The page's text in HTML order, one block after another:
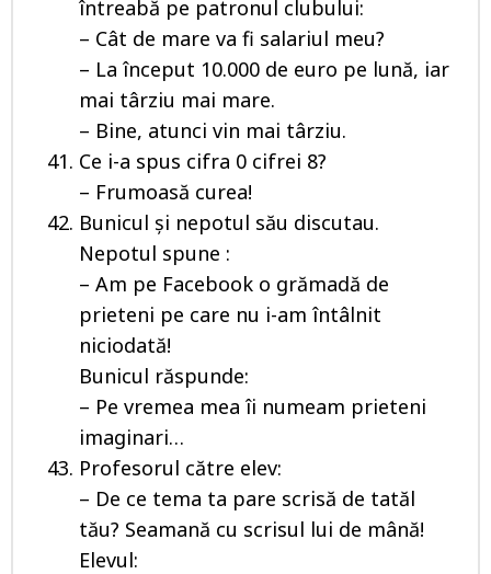
întreabă pe patronul clubului:
– Cât de mare va fi salariul meu?
– La început 10.000 de euro pe lună, iar
mai târziu mai mare.
– Bine, atunci vin mai târziu.
Ce i-a spus cifra 0 cifrei 8?
– Frumoasă curea!
Bunicul și nepotul său discutau.
Nepotul spune :
– Am pe Facebook o grămadă de
prieteni pe care nu i-am întâlnit
niciodată!
Bunicul răspunde:
– Pe vremea mea îi numeam prieteni
imaginari…
Profesorul către elev:
– De ce tema ta pare scrisă de tatăl
tău? Seamană cu scrisul lui de mână!
Elevul: